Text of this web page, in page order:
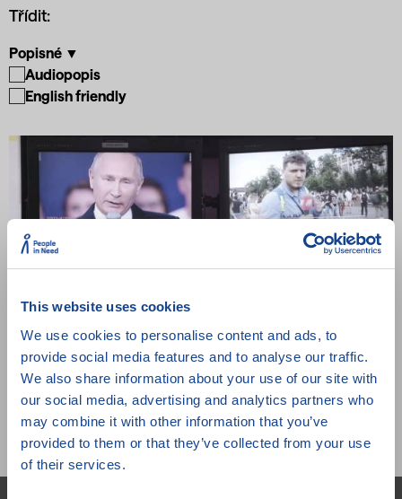
This website uses cookies
We use cookies to personalise content and ads, to
provide social media features and to analyse our traffic.
We also share information about your use of our site with
our social media, advertising and analytics partners who
may combine it with other information that you’ve
provided to them or that they’ve collected from your use
of their services.
Třídit:
Popisné ▼
Audiopopis
English friendly
Zatracená práce
Vera Krichevskaya, 2021, Německo, Spojené království, 102 min.